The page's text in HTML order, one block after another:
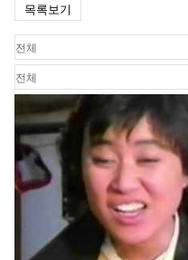
목록보기